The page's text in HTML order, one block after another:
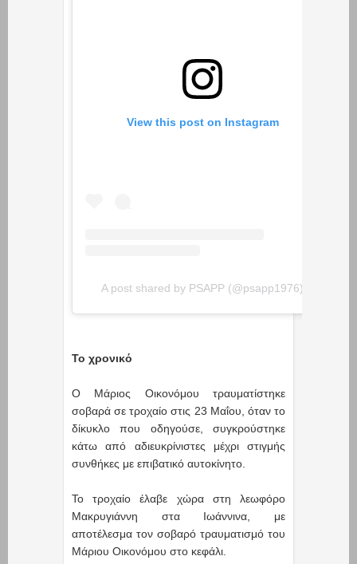
View this post on Instagram
A post shared by PSAPP (@psapp1976)
Το χρονικό
Ο Μάριος Οικονόμου τραυματίστηκε
σοβαρά σε τροχαίο στις 23 Μαΐου, όταν το
δίκυκλο που οδηγούσε, συγκρούστηκε
κάτω από αδιευκρίνιστες μέχρι στιγμής
συνθήκες με επιβατικό αυτοκίνητο.
Το τροχαίο έλαβε χώρα στη λεωφόρο
Μακρυγιάννη στα Ιωάννινα, με
αποτέλεσμα τον σοβαρό τραυματισμό του
Μάριου Οικονόμου στο κεφάλι.